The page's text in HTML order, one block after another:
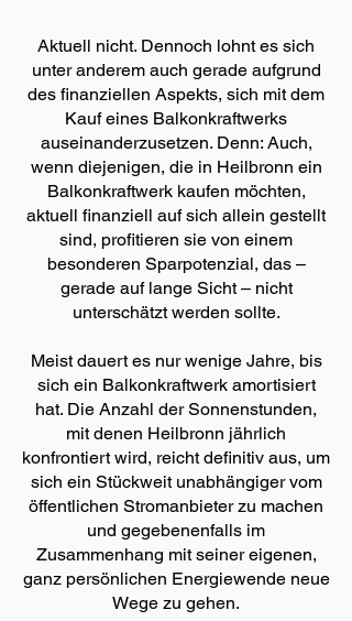
Aktuell nicht. Dennoch lohnt es sich
unter anderem auch gerade aufgrund
des finanziellen Aspekts, sich mit dem
Kauf eines Balkonkraftwerks
auseinanderzusetzen. Denn: Auch,
wenn diejenigen, die in Heilbronn ein
Balkonkraftwerk kaufen möchten,
aktuell finanziell auf sich allein gestellt
sind, profitieren sie von einem
besonderen Sparpotenzial, das –
gerade auf lange Sicht – nicht
unterschätzt werden sollte.
Meist dauert es nur wenige Jahre, bis
sich ein Balkonkraftwerk amortisiert
hat. Die Anzahl der Sonnenstunden,
mit denen Heilbronn jährlich
konfrontiert wird, reicht definitiv aus, um
sich ein Stückweit unabhängiger vom
öffentlichen Stromanbieter zu machen
und gegebenenfalls im
Zusammenhang mit seiner eigenen,
ganz persönlichen Energiewende neue
Wege zu gehen.